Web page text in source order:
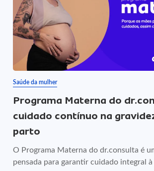
Saúde da mulher
Programa Materna do
cuidado contínuo na
parto
O Programa Materna do dr.consulta é
pensada para garantir cuidado integral à